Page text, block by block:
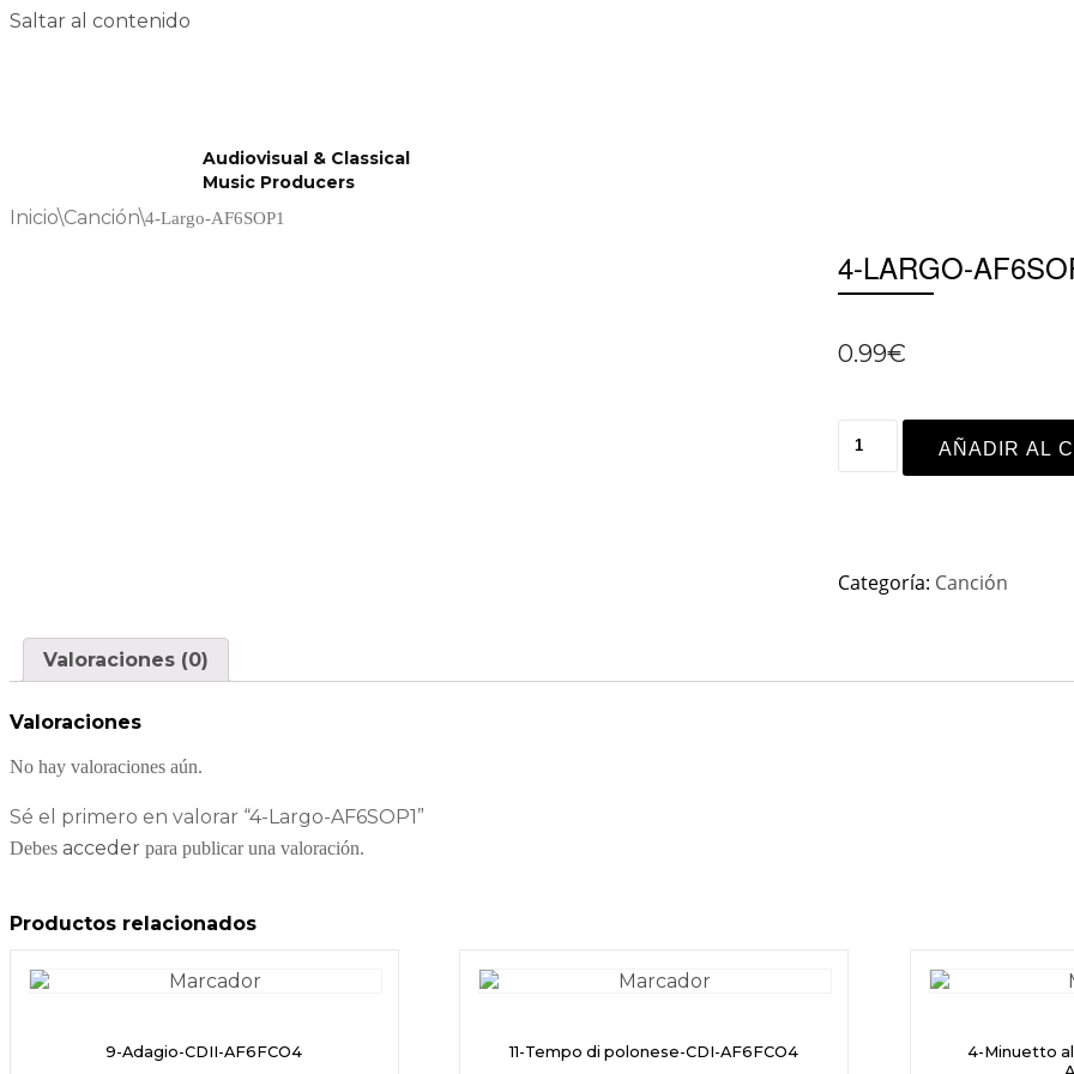
Saltar al contenido
Audiovisual & Classical
Music Producers
Inicio\Canción\4-Largo-AF6SOP1
4-LARGO-
0.99€
AÑADIR AL
Categoría: Canción
Valoraciones (0)
Valoraciones
No hay valoraciones aún.
Sé el primero en valorar “4-Largo-AF6SOP1”
Debes acceder para publicar una valoración.
Productos relacionados
9-Adagio-CDII-AF6FCO4 11-Tempo di polonese-CDI-AF6FCO4
4-Minuetto